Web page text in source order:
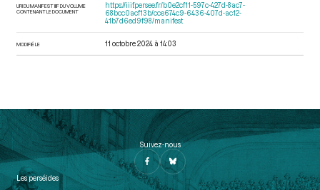
URI DU MANIFEST IIIF DU VOLUME
CONTENANT LE DOCUMENT
https://iiif.persee.fr/b0e2cf11-597c-427d-8ac7-
68bcc0acf13b/cce674c9-6436-407d-ac12-
41b7d6ed9f98/manifest
MODIFIÉ LE 11 octobre 2024 à 14:03
Suivez-nous
Les perséides